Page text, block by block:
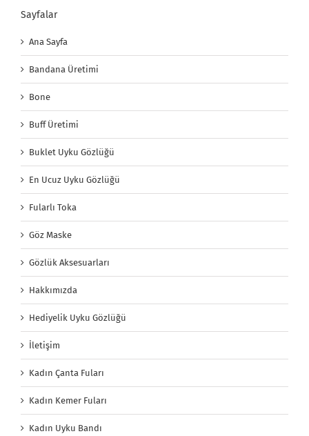
Sayfalar
Ana Sayfa
Bandana Üretimi
Bone
Buff Üretimi
Buklet Uyku Gözlüğü
En Ucuz Uyku Gözlüğü
Fularlı Toka
Göz Maske
Gözlük Aksesuarları
Hakkımızda
Hediyelik Uyku Gözlüğü
İletişim
Kadın Çanta Fuları
Kadın Kemer Fuları
Kadın Uyku Bandı